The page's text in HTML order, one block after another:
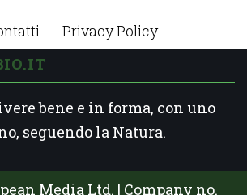
Privacy Policy
bene e in forma, con uno
seguendo la Natura.
Media Ltd. | Company no.